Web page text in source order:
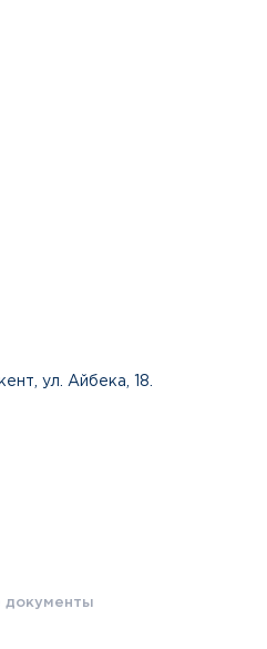
ул. Айбека, 18.
документы